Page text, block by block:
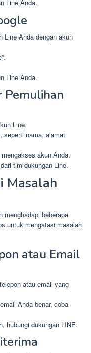
Line Anda.
Line Anda dengan akun
Line Anda.
Pemulihan
Line.
seperti nama, alamat
akun Anda.
tim dukungan Line.
Masalah
menghadapi beberapa
untuk mengatasi masalah
atau Email
atau email yang
Anda benar, coba
hubungi dukungan LINE.